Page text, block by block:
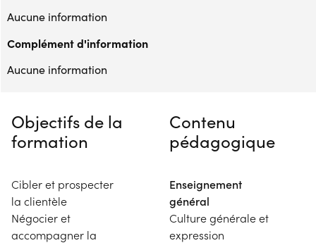
Aucune information
Complément d'information
Aucune information
Objectifs de la
formation
Cibler et prospecter
la clientèle
Négocier et
accompagner la
Contenu
pédagogique
Enseignement
général
Culture générale et
expression